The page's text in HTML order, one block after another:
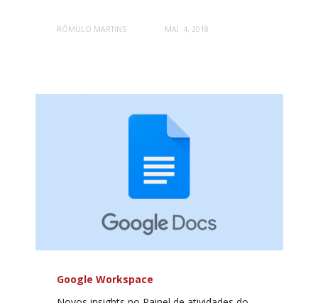
RÔMULO MARTINS MAI. 4, 2018
Google Workspace